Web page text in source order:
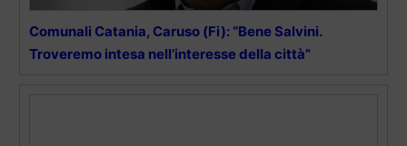
Comunali Catania, Caruso (Fi): “Bene Salvini.
Troveremo intesa nell’interesse della città”